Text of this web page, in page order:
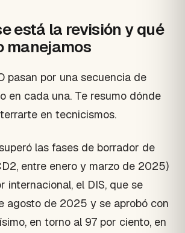
está la revisión y qué
manejamos
pasan por una secuencia de
en cada una. Te resumo dónde
en tecnicismos.
las fases de borrador de
entre enero y marzo de 2025)
internacional, el DIS, que se
agosto de 2025 y se aprobó con
en torno al 97 por ciento, en